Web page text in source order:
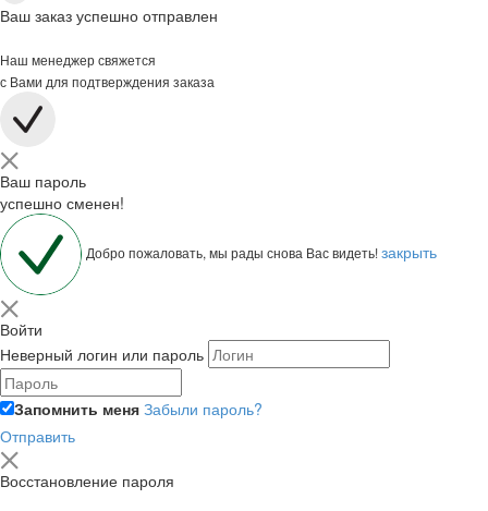
Ваш заказ успешно отправлен
Наш менеджер свяжется
с Вами для подтверждения заказа
Ваш пароль
успешно сменен!
Добро пожаловать, мы рады снова Вас видеть!закрыть
Войти
Неверный логин или пароль
Запомнить меня Забыли пароль?
Отправить
Восстановление пароля